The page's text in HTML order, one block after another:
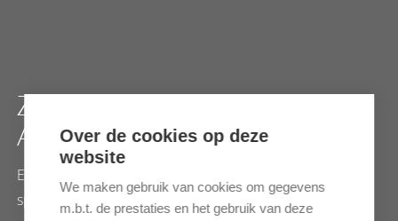
ZAMBEZI EXPEDITIONS VAN
AFRICAN BUSH CAMPS
Een authentieke en rustieke ervaring te midden van
spectaculaire landschappen
Over de cookies op deze
website
We maken gebruik van cookies om gegevens
m.b.t. de prestaties en het gebruik van deze